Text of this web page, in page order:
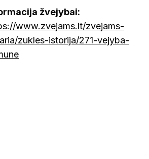
žvejybai:
www.zvejams.lt/zvejams-
zukles-istorija/271-vejyba-